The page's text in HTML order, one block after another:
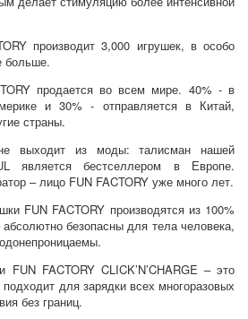
производит 3,000 игрушек, в особо
больше.
продается во всем мире. 40% - в
и 30% - отправляется в Китай,
страны.
выходит из моды: талисман нашей
является бестселлером в Европе.
– лицо FUN FACTORY уже много лет.
FUN FACTORY производятся из 100%
безопасны для тела человека,
FACTORY CLICK’N’CHARGE – это
подходит для зарядки всех многоразовых
без границ.